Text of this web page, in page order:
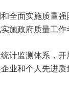
全面实施质量
施政府质量工
计监测体系，
业和个人先进